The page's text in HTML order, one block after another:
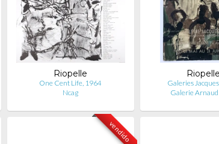
Riopelle
One Cent Life, 1964
Ncag
Riopelle
Galeries
Galerie Arnaud
vendido